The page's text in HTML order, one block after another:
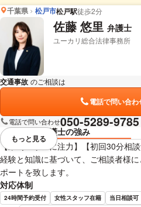
千葉県
松戸市松戸駅徒歩2分
佐藤 悠里 弁護士
ユーカリ総合法律事務所
交通事故 のご相談は
電話で問い合わ
電話で問い合わせ050-5289-9785
弁護士の強み
【東葛エリアに注力】【初回30分相
経験と知識に基づいて、ご相談者様
ポートを致します。
対応体制
24時間予約受付 女性スタッフ在籍 当日相談可
視覚的に省略されている要素を
もっと見る